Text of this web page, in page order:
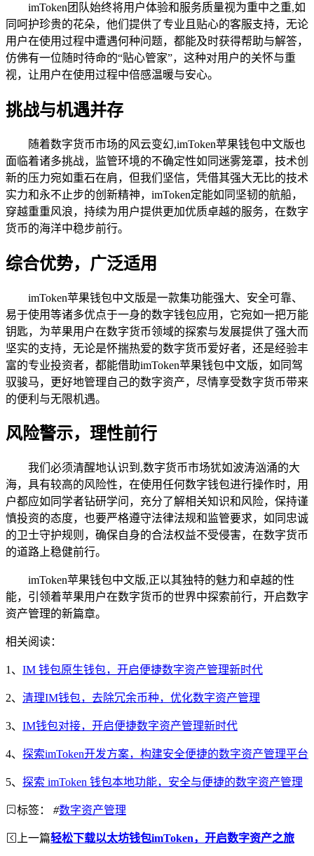
imToken团队始终将用户体验和服务质量视为重中之重,如
同呵护珍贵的花朵，他们提供了专业且贴心的客服支持，无论
用户在使用过程中遭遇何种问题，都能及时获得帮助与解答，
仿佛有一位随时待命的“贴心管家”，这种对用户的关怀与重
视，让用户在使用过程中倍感温暖与安心。
挑战与机遇并存
随着数字货币市场的风云变幻,imToken苹果钱包中文版也
面临着诸多挑战，监管环境的不确定性如同迷雾笼罩，技术创
新的压力宛如重石在肩，但我们坚信，凭借其强大无比的技术
实力和永不止步的创新精神，imToken定能如同坚韧的航船，
穿越重重风浪，持续为用户提供更加优质卓越的服务，在数字
货币的海洋中稳步前行。
综合优势，广泛适用
imToken苹果钱包中文版是一款集功能强大、安全可靠、
易于使用等诸多优点于一身的数字钱包应用，它宛如一把万能
钥匙，为苹果用户在数字货币领域的探索与发展提供了强大而
坚实的支持，无论是怀揣热爱的数字货币爱好者，还是经验丰
富的专业投资者，都能借助imToken苹果钱包中文版，如同驾
驭骏马，更好地管理自己的数字资产，尽情享受数字货币带来
的便利与无限机遇。
风险警示，理性前行
我们必须清醒地认识到,数字货币市场犹如波涛汹涌的大
海，具有较高的风险性，在使用任何数字钱包进行操作时，用
户都应如同学者钻研学问，充分了解相关知识和风险，保持谨
慎投资的态度，也要严格遵守法律法规和监管要求，如同忠诚
的卫士守护规则，确保自身的合法权益不受侵害，在数字货币
的道路上稳健前行。
imToken苹果钱包中文版,正以其独特的魅力和卓越的性
能，引领着苹果用户在数字货币的世界中探索前行，开启数字
资产管理的新篇章。
相关阅读：
1、 IM 钱包原生钱包，开启便捷数字资产管理新时代
2、 清理IM钱包，去除冗余币种，优化数字资产管理
3、 IM钱包对接，开启便捷数字资产管理新时代
4、 探索imToken开发方案，构建安全便捷的数字资产管理平台
5、 探索 imToken 钱包本地功能，安全与便捷的数字资产管理
标签： #数字资产管理
上一篇轻松下载以太坊钱包imToken，开启数字资产之旅